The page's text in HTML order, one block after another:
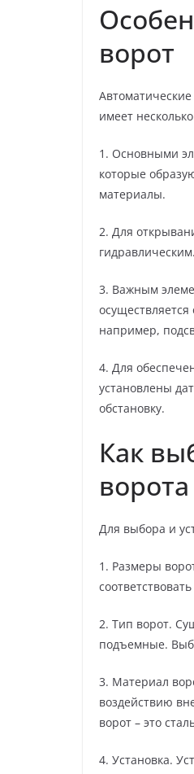
ворот
имеет
1. Основными
которые
материалы.
2. Для
3. Важным
например,
4. Для
установлены
обстановку.
Как
ворота
Для выбора и
1. Размеры
2. Тип ворот.
подъемные.
3. Материал
воздействию
ворот – это
4. Установка.